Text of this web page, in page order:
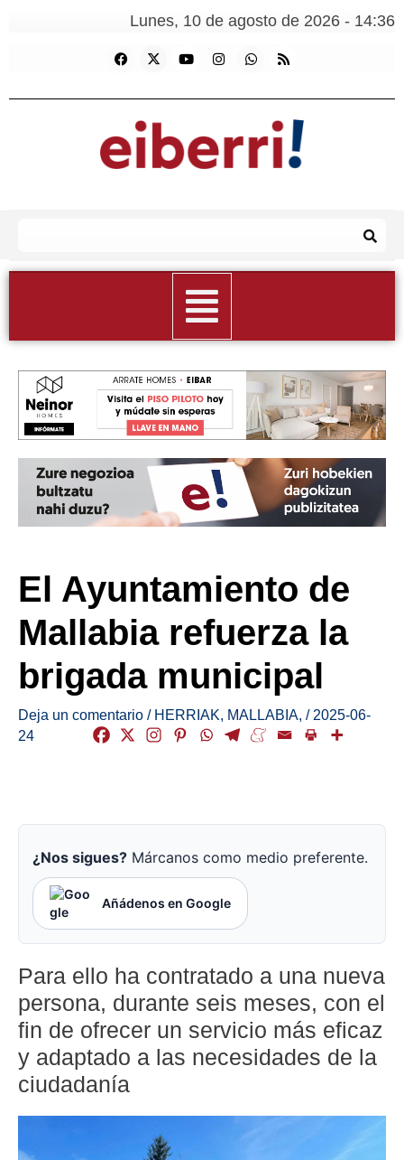
Lunes, 10 de agosto de 2026 - 14:36
El Ayuntamiento de
Mallabia refuerza la
brigada municipal
Deja un comentario / HERRIAK, MALLABIA, / 2025-06-
24
¿Nos sigues? Márcanos como medio preferente.
Añádenos en Google
Para ello ha contratado a una nueva
persona, durante seis meses, con el
fin de ofrecer un servicio más eficaz
y adaptado a las necesidades de la
ciudadanía